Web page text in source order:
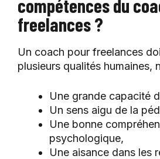
compétences du
freelances ?
Un coach pour freelances
plusieurs qualités humaines,
Une grande capacité
Un sens aigu de la
Une bonne
psychologique,
Une aisance dans les